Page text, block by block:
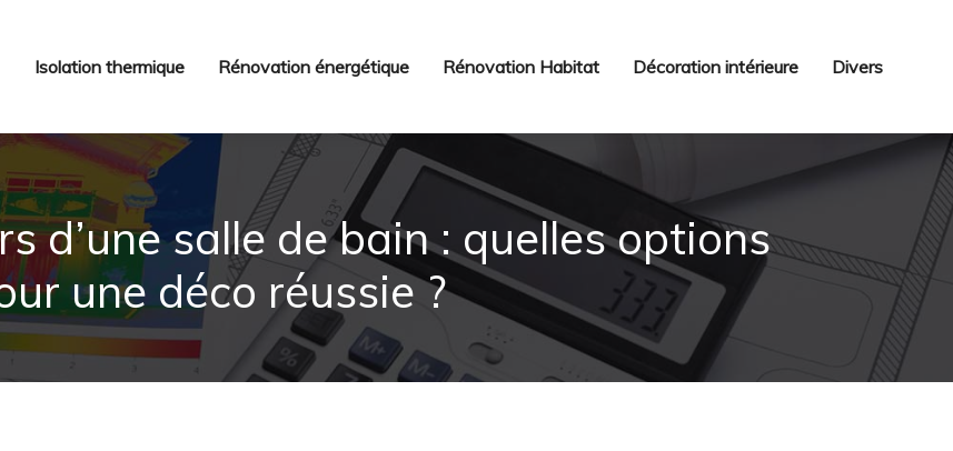
Isolation thermique Rénovation énergétique Rénovation Habitat Décoration intérieure Divers
d’une salle de bain : quelles options
une déco réussie ?